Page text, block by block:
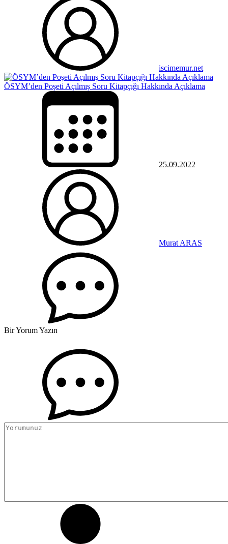
iscimemur.net
ÖSYM’den Poşeti Açılmış Soru Kitapçığı Hakkında Açıklama
25.09.2022
Murat ARAS
Bir Yorum Yazın